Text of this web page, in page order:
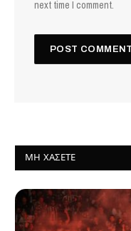
next time I comment.
ΜΗ ΧΆΣΕΤΕ